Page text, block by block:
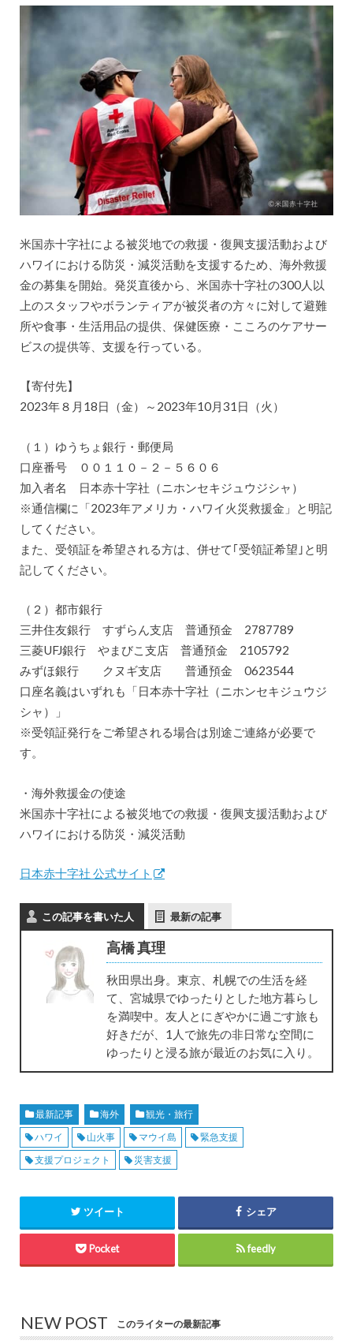
米国赤十字社による被災地での救援・復興支援活動および
ハワイにおける防災・減災活動を支援するため、海外救援
金の募集を開始。発災直後から、米国赤十字社の300人以
上のスタッフやボランティアが被災者の方々に対して避難
所や食事・生活用品の提供、保健医療・こころのケアサー
ビスの提供等、支援を行っている。
【寄付先】
2023年８月18日（金）～2023年10月31日（火）
（１）ゆうちょ銀行・郵便局
口座番号 ００１１０－２－５６０６
加入者名 日本赤十字社（ニホンセキジュウジシャ）
※通信欄に「2023年アメリカ・ハワイ火災救援金」と明記
してください。
また、受領証を希望される方は、併せて｢受領証希望｣と明
記してください。
（２）都市銀行
三井住友銀行 すずらん支店 普通預金 2787789
三菱UFJ銀行 やまびこ支店 普通預金 2105792
みずほ銀行 クヌギ支店 普通預金 0623544
口座名義はいずれも「日本赤十字社（ニホンセキジュウジ
シャ）」
※受領証発行をご希望される場合は別途ご連絡が必要で
す。
・海外救援金の使途
米国赤十字社による被災地での救援・復興支援活動および
ハワイにおける防災・減災活動
日本赤十字社 公式サイト
この記事を書いた人 最新の記事
高橋 真理
秋田県出身。東京、札幌での生活を経
て、宮城県でゆったりとした地方暮らし
を満喫中。友人とにぎやかに過ごす旅も
好きだが、1人で旅先の非日常な空間に
ゆったりと浸る旅が最近のお気に入り。
最新記事 海外
観光・旅行
ハワイ
山火事 マウイ島
緊急支援
支援プロジェクト
災害支援
ツイート シェア
Pocket feedly
NEW POST このライターの最新記事